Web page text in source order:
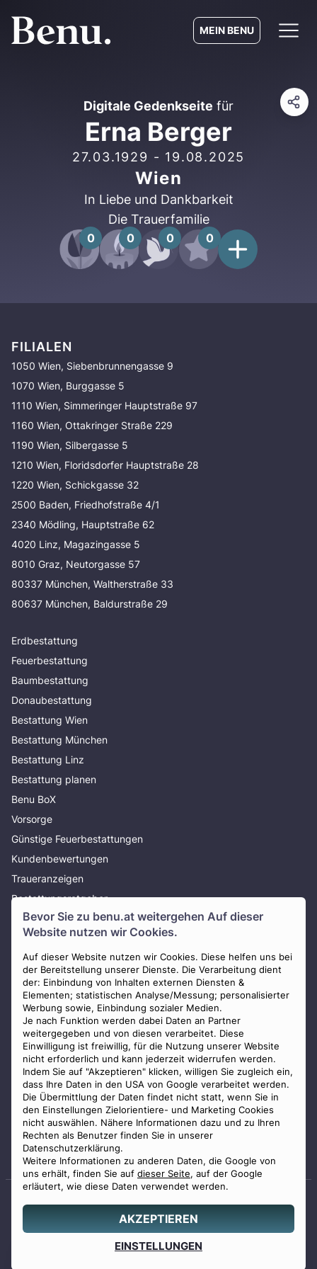
Bevor Sie zu benu.at weitergehen Auf dieser
Website nutzen wir Cookies.
Auf dieser Website nutzen wir Cookies. Diese helfen uns bei
der Bereitstellung unserer Dienste. Die Verarbeitung dient
der: Einbindung von Inhalten externen Diensten &
Elementen; statistischen Analyse/Messung; personalisierter
Werbung sowie, Einbindung sozialer Medien.
Je nach Funktion werden dabei Daten an Partner
weitergegeben und von diesen verarbeitet. Diese
Einwilligung ist freiwillig, für die Nutzung unserer Website
nicht erforderlich und kann jederzeit widerrufen werden.
Indem Sie auf "Akzeptieren" klicken, willigen Sie zugleich ein,
dass Ihre Daten in den USA von Google verarbeitet werden.
Die Übermittlung der Daten findet nicht statt, wenn Sie in
den Einstellungen Zielorientiere- und Marketing Cookies
nicht auswählen. Nähere Informationen dazu und zu Ihren
Rechten als Benutzer finden Sie in unserer
Datenschutzerklärung.
Weitere Informationen zu anderen Daten, die Google von
uns erhält, finden Sie auf dieser Seite, auf der Google
erläutert, wie diese Daten verwendet werden.
AKZEPTIEREN
EINSTELLUNGEN
MEIN BENU
0800 88 44 04
erstellen
Digitale Gedenkseite für
Erna Berger
27.03.1929 - 19.08.2025
Wien
In Liebe und Dankbarkeit
Die Trauerfamilie
0 0 0 0
FILIALEN
1050 Wien, Siebenbrunnengasse 9
1070 Wien, Burggasse 5
1110 Wien, Simmeringer Hauptstraße 97
1160 Wien, Ottakringer Straße 229
1190 Wien, Silbergasse 5
1210 Wien, Floridsdorfer Hauptstraße 28
1220 Wien, Schickgasse 32
2500 Baden, Friedhofstraße 4/1
2340 Mödling, Hauptstraße 62
4020 Linz, Magazingasse 5
8010 Graz, Neutorgasse 57
80337 München, Waltherstraße 33
80637 München, Baldurstraße 29
Erdbestattung
Feuerbestattung
Baumbestattung
Donaubestattung
Bestattung Wien
Bestattung München
Bestattung Linz
Bestattung planen
Benu BoX
Vorsorge
Günstige Feuerbestattungen
Kundenbewertungen
Traueranzeigen
Bestattungsratgeber
Über uns
Presse
AGB
Impressum
Datenschutz
Widerrufsbelehrung
Zahlungsmöglichkeiten
Staatlich geprüfter
© 2026 Benu GmbH. Alle Rechte vorbehalten.